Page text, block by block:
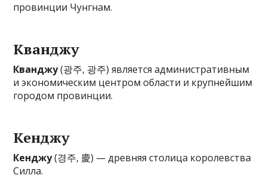
провинции Чунгнам.
Кванджу
Кванджу(광주, 광주) является административным
и экономическим центром области и крупнейшим
городом провинции.
Кенджу
Кенджу(경주, 慶) — древняя столица королевства
Силла.